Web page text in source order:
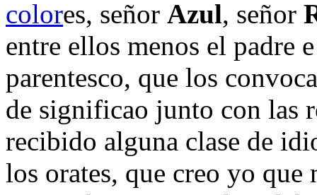
colores, señor Azul, señor
entre ellos menos el padre
parentesco, que los
de significao junto con las
recibido alguna clase de
los orates, que creo yo